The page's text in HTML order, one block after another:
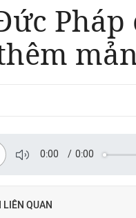
Pháp
0:00 / 0:00
LIÊN QUAN